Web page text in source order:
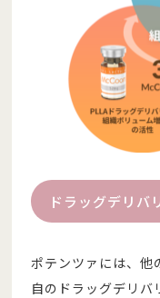
ドラッグデリバ
ポテンツァには、他
自のドラッグデリ